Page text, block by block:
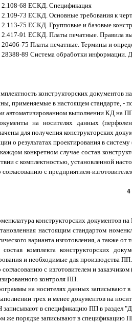
68 ЕСКД. Спецификация
73 ЕСКД. Основные требования к
75 ЕСКД. Групповые и базовые
91 ЕСКД. Платы печатные. Правила
75 Платы печатные. Термины и
89 Система обработки информации.
конструкторских документов
применяемые в настоящем стандарте,
автоматизированном выполнении КД на
на носителях данных
для получения конструкторских
о результатах проектирования в
конкретном случае состав
с комплектностью, установленной
с предприятием-
конструкторских документов
настоящим стандартом
варианта изготовления, а также
комплекта конструкторских
и необходимые для производства ПП.
с изготовителем и
контроля ПП.
на носителях данных записывают
трех и менее документов на
записывают в спецификацию ПП в раздел
же порядке записывают в спецификацию